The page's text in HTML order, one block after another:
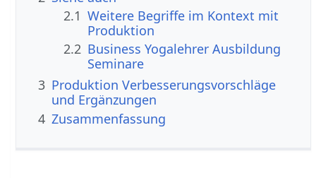
2.1 Weitere Begriffe im Kontext mit
2.2 Business Yogalehrer Ausbildung
Seminare
3 Produktion‏‎ Verbesserungsvorschläge
und Ergänzungen
4 Zusammenfassung